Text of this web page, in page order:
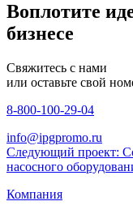
Воплотите
бизнесе
Свяжитесь с нами
или оставьте свой
8-800-100-29-04
info@ipgpromo.ru
Следующий проект:
насосного
Компания